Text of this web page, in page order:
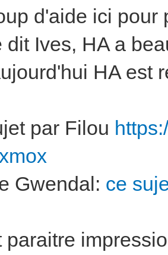
d'aide ici pour
dit Ives, HA a
HA est
par Filou
Gwendal: ce
paraitre